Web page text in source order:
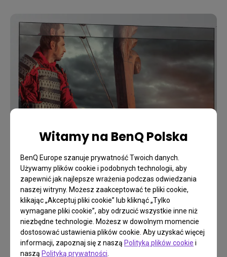
Witamy na BenQ Polska
BenQ Europe szanuje prywatność Twoich danych.
Używamy plików cookie i podobnych technologii, aby
zapewnić jak najlepsze wrażenia podczas odwiedzania
naszej witryny. Możesz zaakceptować te pliki cookie,
klikając „Akceptuj pliki cookie” lub kliknąć „Tylko
wymagane pliki cookie”, aby odrzucić wszystkie inne niż
niezbędne technologie. Możesz w dowolnym momencie
dostosować ustawienia plików cookie. Aby uzyskać więcej
informacji, zapoznaj się z naszą Polityką plików cookie i
naszą Polityką prywatności
Cyfrowe przesunięcie